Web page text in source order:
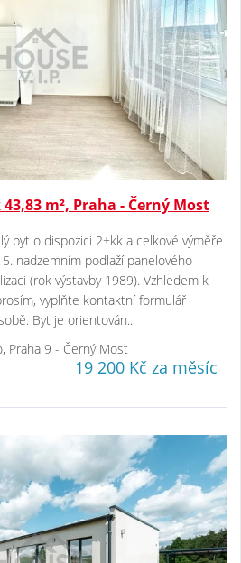
m², Praha - Černý Most
byt o dispozici 2+kk a celkové výměře
nadzemním podlaží panelového
(rok výstavby 1989). Vzhledem k
vyplňte kontaktní formulář
Byt je orientován..
Praha 9 - Černý Most
19 200 Kč za měsíc